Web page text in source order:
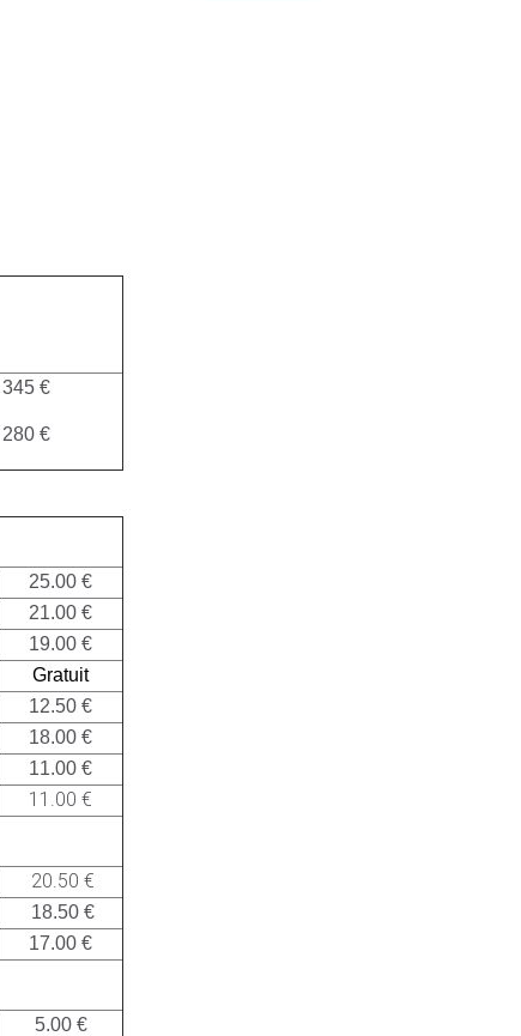
345 €
280 €
25.00 €
21.00 €
19.00 €
Gratuit
12.50 €
18.00 €
11.00 €
11.00 €
20.50 €
18.50 €
17.00 €
5.00 €